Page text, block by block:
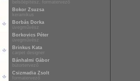
belsőépítész, formatervező
Bokor Zsuzsa
keramikus
Borbás Dorka
üvegművész
Borkovics Péter
üvegművész
Brinkus Kata
carpet designer
Bánhalmi Gábor
bútortervező
Csizmadia Zsolt
formatervező